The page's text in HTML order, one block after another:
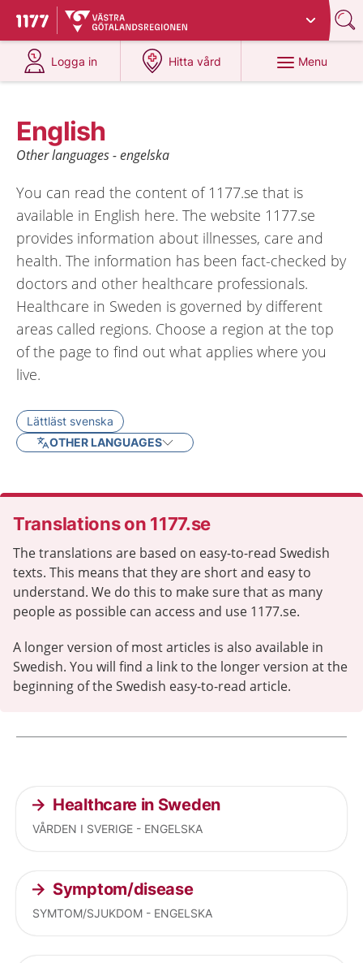
To start page for 1177
Du har valt region
Logga in
at 1177.se
Hitta vård
at 1177.se
Menu
English
Other languages - engelska
You can read the content of 1177.se that is
available in English here. The website 1177.se
provides information about illnesses, care and
health. The information has been fact-checked by
doctors and other healthcare professionals.
Healthcare in Sweden is governed by different
areas called regions. Choose a region at the top
of the page to find out what applies where you
live.
Lättläst svenska
OTHER LANGUAGES
Translations on 1177.se
The translations are based on easy-to-read Swedish
texts. This means that they are short and easy to
understand. We do this to make sure that as many
people as possible can access and use 1177.se.
A longer version of most articles is also available in
Swedish. You will find a link to the longer version at the
beginning of the Swedish easy-to-read article.
Current articles
Healthcare in Sweden
VÅRDEN I SVERIGE - ENGELSKA
Symptom/disease
SYMTOM/SJUKDOM - ENGELSKA